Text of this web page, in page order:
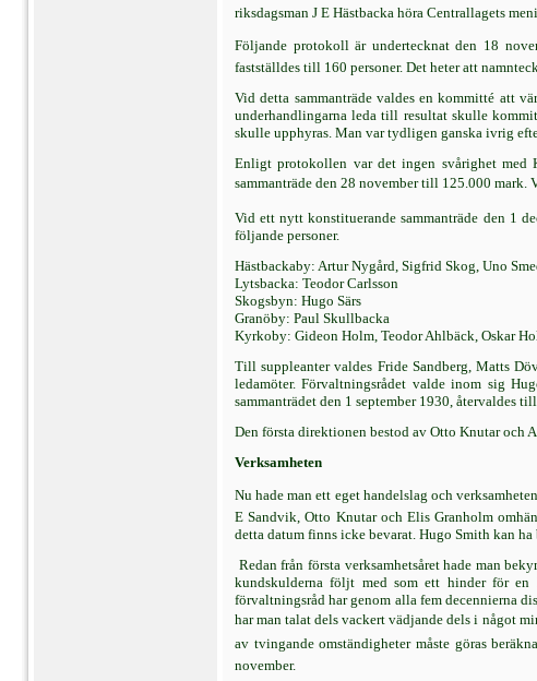
riksdagsman J E Hästbacka höra Centrallagets
Följande protokoll är undertecknat den 18
fastställdes till 160 personer. Det heter att
Vid detta sammanträde valdes en kommitté att
underhandlingarna leda till resultat skulle
skulle upphyras. Man var tydligen ganska ivrig
Enligt protokollen var det ingen svårighet med
sammanträde den 28 november till 125.000 mark.
Vid ett nytt konstituerande sammanträde den 1
följande personer.
Hästbackaby: Artur Nygård, Sigfrid Skog, Uno
Lytsbacka: Teodor Carlsson
Skogsbyn: Hugo Särs
Granöby: Paul Skullbacka
Kyrkoby: Gideon Holm, Teodor Ahlbäck, Oskar
Till suppleanter valdes Fride Sandberg, Matts
ledamöter. Förvaltningsrådet valde inom sig
sammanträdet den 1 september 1930, återvaldes
Den första direktionen bestod av Otto Knutar och
Verksamheten
Nu hade man ett eget handelslag och
E Sandvik, Otto Knutar och Elis Granholm
detta datum finns icke bevarat. Hugo Smith kan
Redan från första verksamhetsåret hade man
kundskulderna följt med som ett hinder för en
förvaltningsråd har genom alla fem decennierna
har man talat dels vackert vädjande dels i något
av tvingande omständigheter måste göras
november.